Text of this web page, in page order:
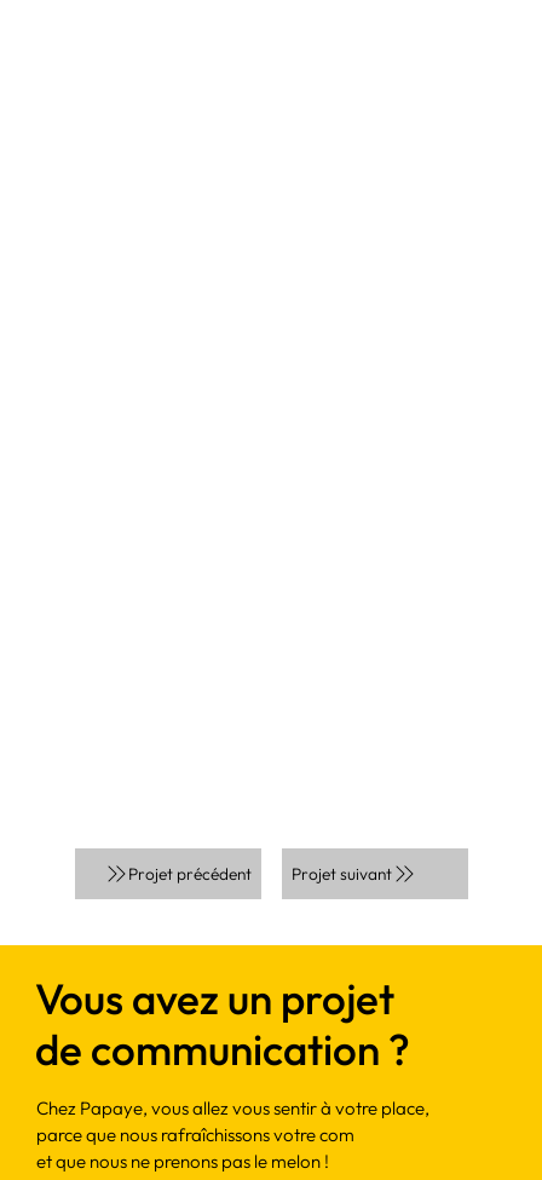
Projet précédent Projet suivant
Vous avez un projet
de communication ?
Chez Papaye, vous allez vous sentir à votre place,
parce que nous rafraîchissons votre com
et que nous ne prenons pas le melon !